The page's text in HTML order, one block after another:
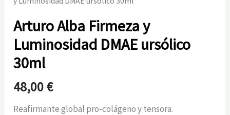
Arturo Alba Firmeza y
Luminosidad DMAE ursólico
30ml
48,00€
Reafirmante global pro-colágeno y tensora.